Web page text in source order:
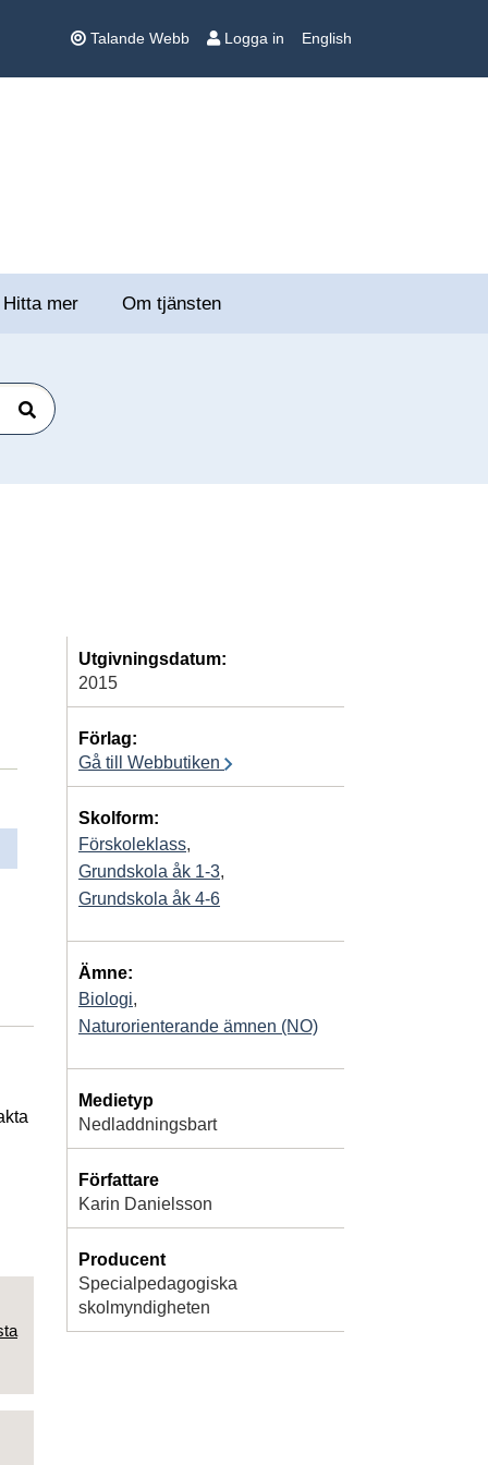
Talande Webb Logga in English
Hitta mer Om tjänsten
Sök
Utgivningsdatum:
2015
Förlag:
Gå till Webbutiken
Skolform:
Förskoleklass,
Grundskola åk 1-3,
Grundskola åk 4-6
Ämne:
Biologi,
Naturorienterande ämnen (NO)
Medietyp
Nedladdningsbart
Författare
Karin Danielsson
Producent
Specialpedagogiska
skolmyndigheten